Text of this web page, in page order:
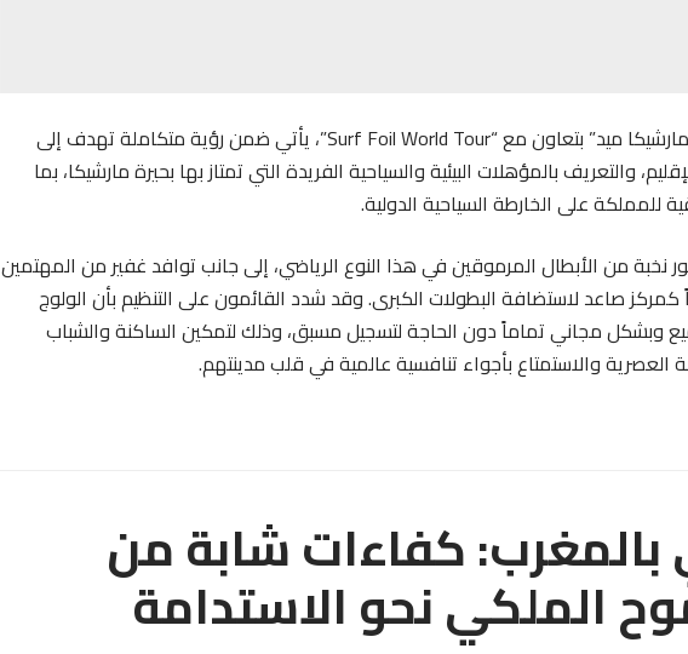
هذا الحدث الذي تشرف عليه وكالة “مارشيكا ميد” بتعاون مع “Surf Foil World Tour”، يأتي ضمن رؤية متكاملة تهدف إلى
والتعريف بالمؤهلات البيئية والسياحية الفريدة التي تمتاز بها بحيرة مارشيكا، بما
للمملكة على الخارطة السياحية الدولية.
من الأبطال المرموقين في هذا النوع الرياضي، إلى جانب توافد غفير من المهتمين
كمركز صاعد لاستضافة البطولات الكبرى. وقد شدد القائمون على التنظيم بأن الولوج
وبشكل مجاني تماماً دون الحاجة لتسجيل مسبق، وذلك لتمكين الساكنة والشباب
والاستمتاع بأجواء تنافسية عالمية في قلب مدينتهم.
بالمغرب: كفاءات شابة من
الملكي نحو الاستدامة